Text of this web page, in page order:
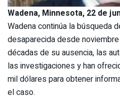
Wadena, Minnesota, 22 de
Wadena continúa la búsqueda
desaparecida desde
décadas de su ausencia, las
las investigaciones y han
mil dólares para obtener
el caso.